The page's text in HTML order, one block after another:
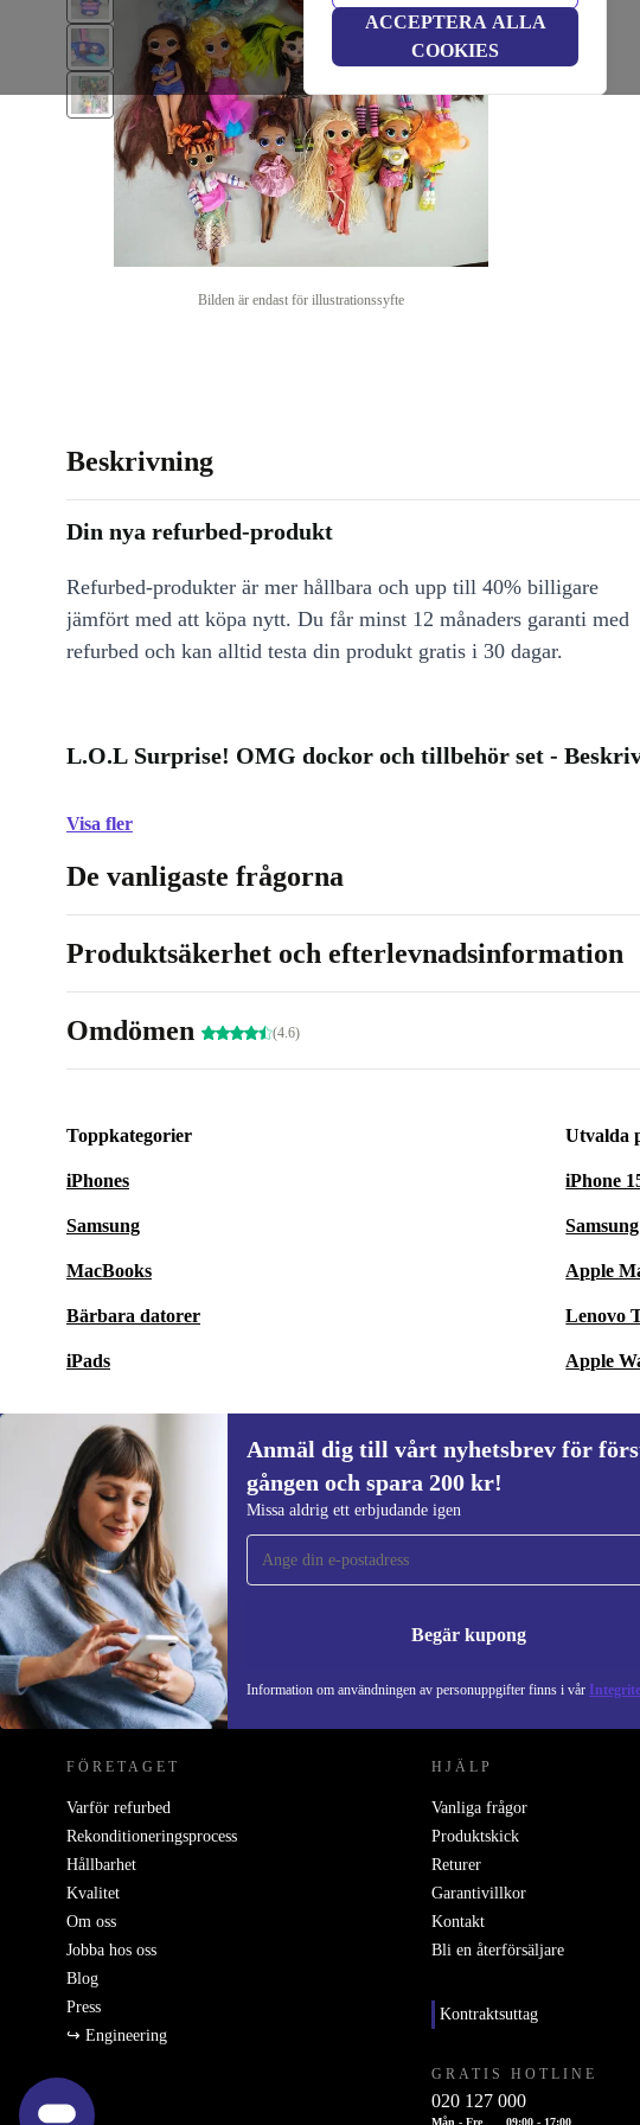
ACCEPTERA ALLA
COOKIES
Bilden är endast för illustrationssyfte
Beskrivning
Din nya refurbed-produkt
Refurbed-produkter är mer hållbara och upp till 40% billigare
jämfört med att köpa nytt. Du får minst 12 månaders garanti med
refurbed och kan alltid testa din produkt gratis i 30 dagar.
L.O.L Surprise! OMG dockor och tillbehör set -
Visa fler
De vanligaste frågorna
Produktsäkerhet och efterlevnadsinformation
Omdömen (4.6)
Toppkategorier
iPhones
Samsung
MacBooks
Bärbara datorer
iPads
Utvalda
iPhone
Apple
Lenovo
Apple
Anmäl dig till vårt nyhetsbrev för
gången och spara 200 kr!
Missa aldrig ett erbjudande igen
Begär kupong
Information om användningen av personuppgifter finns i vår
Anmäl dig till vårt nyhetsbrev för första
gången och spara 200 kr!
Missa aldrig ett erbjudande igen.
REFURBED SVERIGE - RETHINK NEW.
FÖRETAGET
Varför refurbed
Rekonditioneringsprocess
Hållbarhet
Kvalitet
Om oss
Jobba hos oss
Blog
Press
↪ Engineering
HJÄLP
Vanliga frågor
Produktskick
Returer
Garantivillkor
Kontakt
Bli en återförsäljare
Kontraktsuttag
GRATIS HOTLINE
020 127 000
Mån - Fre 09:00 - 17:00